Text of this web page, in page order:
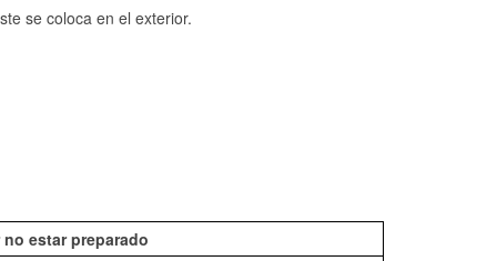
se coloca en el exterior.
estar preparado